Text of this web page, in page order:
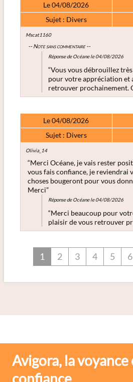
Le 04/08/2026
Sujet : Divers
Mscat1160
-- Note sans commentaire --
Réponse de Océane le 04/08/2026
“Vous vous débrouillez
pour votre appréciation et
retrouver prochainement.
Le 04/08/2026
Sujet : Divers
Olivia_14
“Merci Océane, je vais rester
vous fais confiance, je reviendrai
choses bougeront pour vous
Merci”
Réponse de Océane le 04/08/2026
“Merci beaucoup pour
plaisir de vous retrouver
1 2 3 4 5 6
Avigora, la
confiance